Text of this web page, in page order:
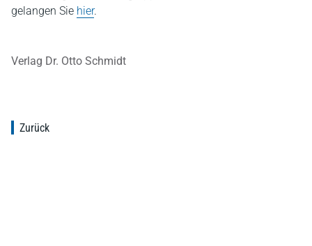
gelangen Sie hier.
Verlag Dr. Otto Schmidt
Zurück